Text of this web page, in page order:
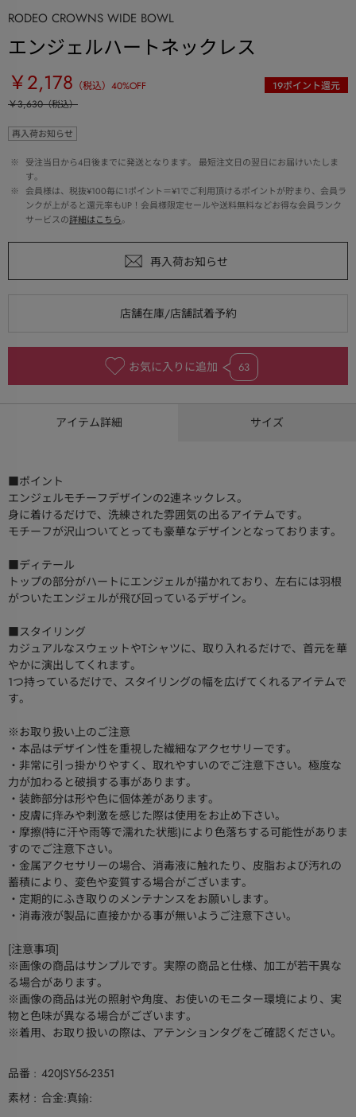
RODEO CROWNS WIDE BOWL
エンジェルハートネックレス
￥2,178 （税込） 40%OFF 19ポイント還元
￥3,630（税込）
再入荷お知らせ
※
受注当日から4日後までに発送となります。 最短注文日の翌日にお届けいたしま
す。
※
会員様は、税抜¥100毎に1ポイント＝¥1でご利用頂けるポイントが貯まり、会員ラ
ンクが上がると還元率もUP！会員様限定セールや送料無料などお得な会員ランク
サービスの詳細はこちら。
お気に入りに追加 63
アイテム詳細 サイズ
■ポイント
エンジェルモチーフデザインの2連ネックレス。
身に着けるだけで、洗練された雰囲気の出るアイテムです。
モチーフが沢山ついてとっても豪華なデザインとなっております。
■ディテール
トップの部分がハートにエンジェルが描かれており、左右には羽根
がついたエンジェルが飛び回っているデザイン。
■スタイリング
カジュアルなスウェットやTシャツに、取り入れるだけで、首元を華
やかに演出してくれます。
1つ持っているだけで、スタイリングの幅を広げてくれるアイテムで
す。
※お取り扱い上のご注意
・本品はデザイン性を重視した繊細なアクセサリーです。
・非常に引っ掛かりやすく、取れやすいのでご注意下さい。極度な
力が加わると破損する事があります。
・装飾部分は形や色に個体差があります。
・皮膚に痒みや刺激を感じた際は使用をお止め下さい。
・摩擦(特に汗や雨等で濡れた状態)により色落ちする可能性がありま
すのでご注意下さい。
・金属アクセサリーの場合、消毒液に触れたり、皮脂および汚れの
蓄積により、変色や変質する場合がございます。
・定期的にふき取りのメンテナンスをお願いします。
・消毒液が製品に直接かかる事が無いようご注意下さい。
[注意事項]
※画像の商品はサンプルです。実際の商品と仕様、加工が若干異な
る場合があります。
※画像の商品は光の照射や角度、お使いのモニター環境により、実
物と色味が異なる場合がございます。
※着用、お取り扱いの際は、アテンションタグをご確認ください。
品番
420JSY56-2351
素材
合金:真鍮: